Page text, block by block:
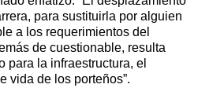
para sustituirla por alguien
a los requerimientos del
de cuestionable, resulta
para la infraestructura, el
vida de los porteños”.